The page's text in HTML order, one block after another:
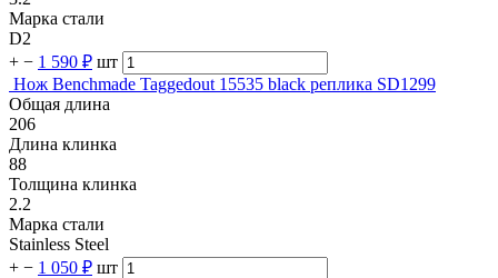
Марка стали
D2
+ − 1 590 ₽ шт
Нож Benchmade Taggedout 15535 black реплика SD1299
Общая длина
206
Длина клинка
88
Толщина клинка
2.2
Марка стали
Stainless Steel
+ − 1 050 ₽ шт